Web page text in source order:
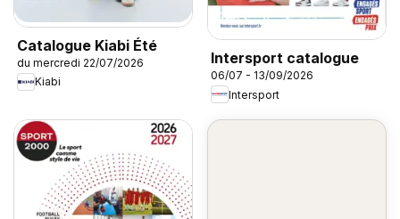
Catalogue Kiabi Été
du mercredi 22/07/2026
Kiabi
Intersport catalogue
06/07 - 13/09/2026
Intersport